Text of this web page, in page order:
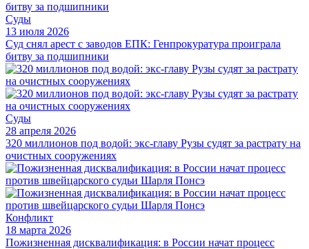
Суды
13 июля 2026
Суд снял арест с заводов ЕПК: Генпрокуратура проиграла
битву за подшипники
Суды
28 апреля 2026
320 миллионов под водой: экс-главу Рузы судят за растрату на
очистных сооружениях
Конфликт
18 марта 2026
Пожизненная дисквалификация: в России начат процесс